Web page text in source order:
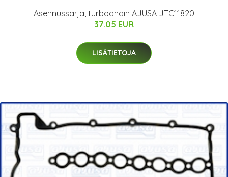
Asennussarja, turboahdin AJUSA JTC11820
37.05 EUR
LISÄTIETOJA